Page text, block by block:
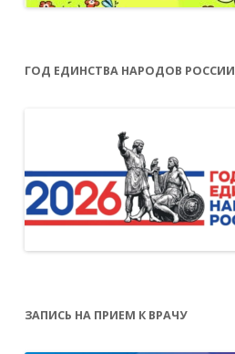
ГОД ЕДИНСТВА НАРОДОВ РОССИИ
ЗАПИСЬ НА ПРИЕМ К ВРАЧУ